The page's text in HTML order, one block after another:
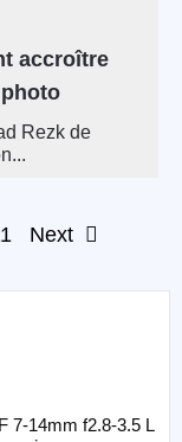
accroître
Rezk de
Next
7-14mm f2.8-3.5 L